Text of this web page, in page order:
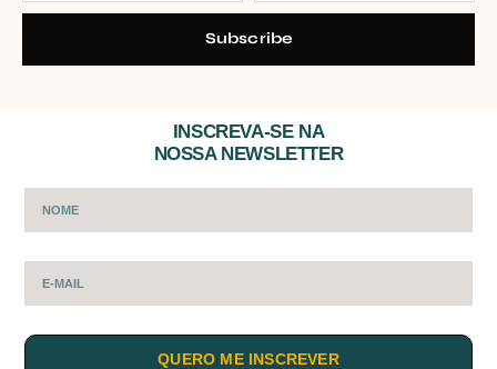
Subscribe
INSCREVA-SE NA
NOSSA NEWSLETTER
QUERO ME INSCREVER